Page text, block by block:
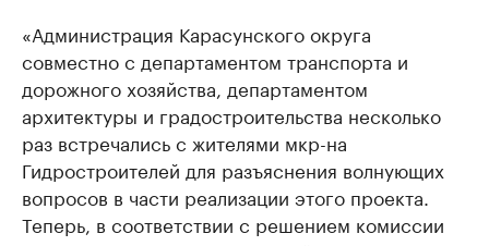
«Администрация Карасунского округа
совместно с департаментом транспорта и
дорожного хозяйства, департаментом
архитектуры и градостроительства несколько
раз встречались с жителями мкр-на
Гидростроителей для разъяснения волнующих
вопросов в части реализации этого проекта.
Теперь, в соответствии с решением комиссии